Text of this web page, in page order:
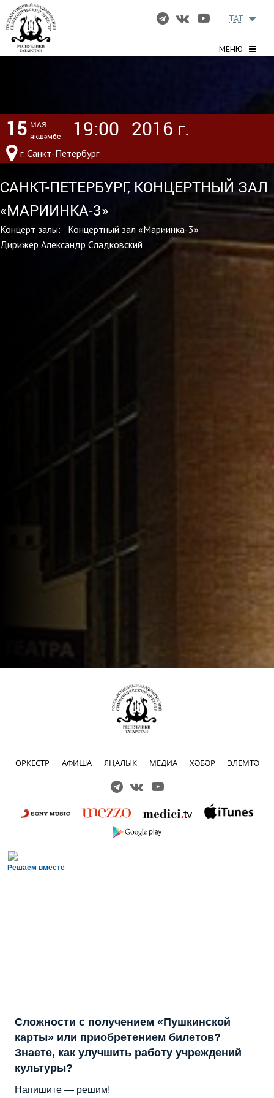
МЕНЮ
TAT
15 МАЯ
якшәмбе
19:00 2016 г.
г. Санкт-Петербург
САНКТ-ПЕТЕРБУРГ, КОНЦЕРТНЫЙ ЗАЛ
«МАРИИНКА-3»
Концерт залы: Концертный зал «Мариинка-3»
Дирижер Александр Сладковский
ОРКЕСТР АФИША ЯҢАЛЫК МЕДИА ХӘБӘР ЭЛЕМТӘ
Решаем вместе
Сложности с получением «Пушкинской
карты» или приобретением билетов?
Знаете, как улучшить работу учреждений
культуры?
Напишите — решим!